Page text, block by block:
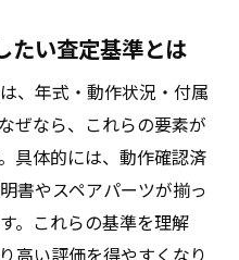
たい査定基準とは
、年式・動作状況・付属
ぜなら、これらの要素が
具体的には、動作確認済
書やスペアパーツが揃っ
。これらの基準を理解
高い評価を得やすくなり